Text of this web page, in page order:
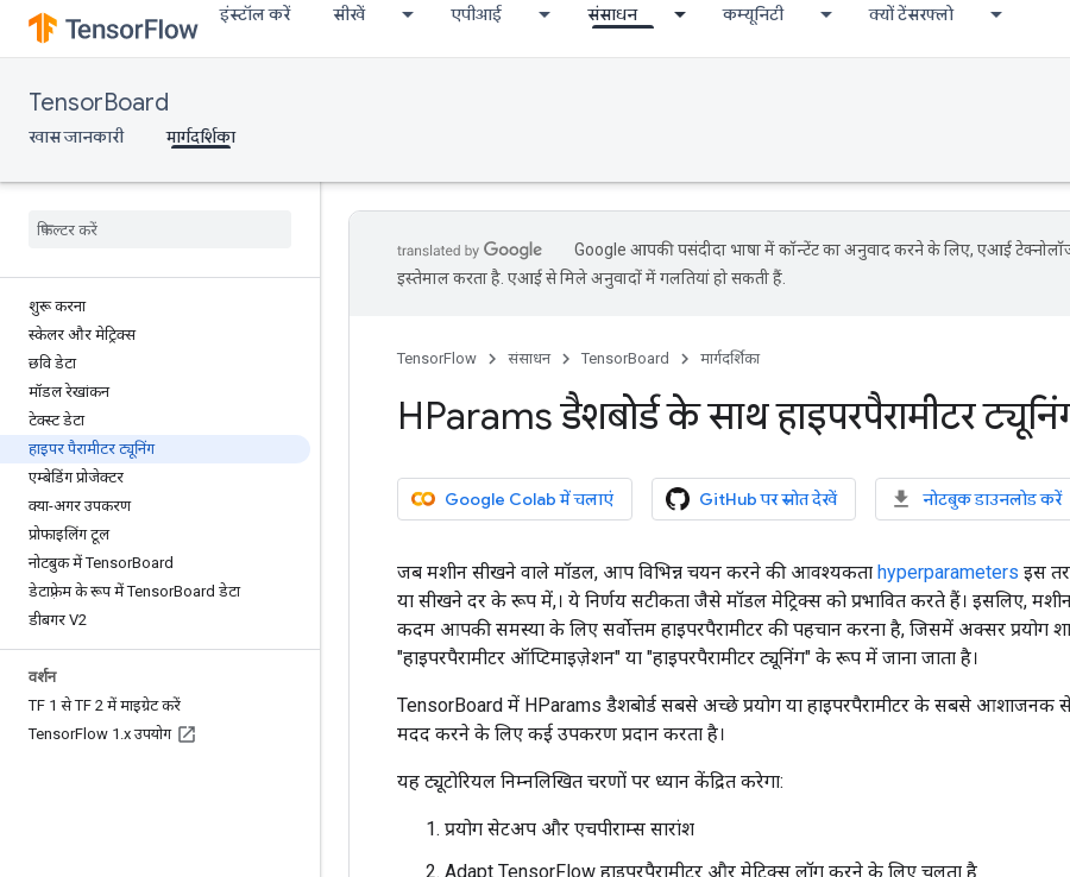
इंस्टॉल करें सीखें एपीआई संसाधन कम्यूनिटी क्यों टेंसरफ्लो
TensorBoard
खास जानकारी मार्गदर्शिका
शुरू करना
स्केलर और मेट्रिक्स
छवि डेटा
मॉडल रेखांकन
टेक्स्ट डेटा
हाइपर पैरामीटर ट्यूनिंग
एम्बेडिंग प्रोजेक्टर
क्या-अगर उपकरण
प्रोफाइलिंग टूल
नोटबुक में TensorBoard
डेटाफ़्रेम के रूप में TensorBoard डेटा
डीबगर V2
वर्शन
TF 1 से TF 2 में माइग्रेट करें
TensorFlow 1 .x उपयोग
Google आपकी पसंदीदा भाषा में कॉन्टेंट का अनुवाद करने के लिए, एआई
इस्तेमाल करता है. एआई से मिले अनुवादों में गलतियां हो सकती हैं.
TensorFlow संसाधन TensorBoard मार्गदर्शिका
HParams डैशबोर्ड के साथ हाइपरपैरामीटर
Google Colab में चलाएं GitHub पर स्रोत देखें नोटबुक डाउनलोड करें
जब मशीन सीखने वाले मॉडल, आप विभिन्न चयन करने की आवश्यकता hyperparameters इस
या सीखने दर के रूप में,। ये निर्णय सटीकता जैसे मॉडल मेट्रिक्स को प्रभावित करते हैं। इसलिए,
कदम आपकी समस्या के लिए सर्वोत्तम हाइपरपैरामीटर की पहचान करना है, जिसमें अक्सर प्रयोग
"हाइपरपैरामीटर ऑप्टिमाइज़ेशन" या "हाइपरपैरामीटर ट्यूनिंग" के रूप में जाना जाता है।
TensorBoard में HParams डैशबोर्ड सबसे अच्छे प्रयोग या हाइपरपैरामीटर के सबसे आशाजनक
मदद करने के लिए कई उपकरण प्रदान करता है।
यह ट्यूटोरियल निम्नलिखित चरणों पर ध्यान केंद्रित करेगा:
प्रयोग सेटअप और एचपीराम्स सारांश
Adapt TensorFlow हाइपरपैरामीटर और मेट्रिक्स लॉग करने के लिए चलता है